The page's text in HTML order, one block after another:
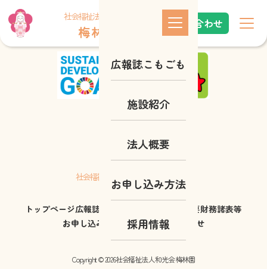
社会福祉法人 和光会
梅 林 園 お問い合わせ
広報誌こもごも
施設紹介
法人概要
お申し込み方法
採用情報
これはindex.phpです
社会福祉法人 和光会 梅 林 園
トップページ広報誌こもごも 法人概要財務諸表等
お申し込み方法
採用情報お問い合わせ
Copyright © 2026社会福祉法人 和光会 梅林園